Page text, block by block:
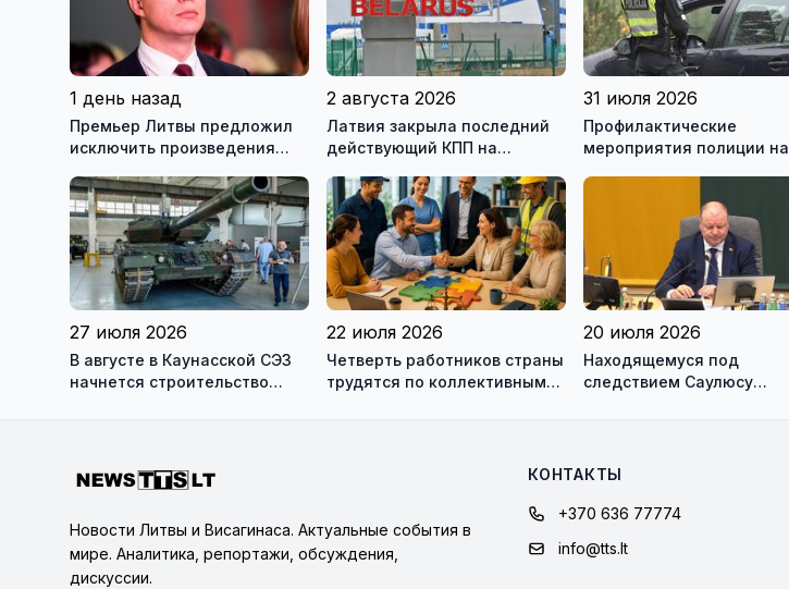
1 день назад
Премьер Литвы предложил
исключить произведения
рекомендуемой литературы
2 августа 2026
Латвия закрыла последний
действующий КПП на
31 июля 2026
Профилактические
мероприятия полиции на
27 июля 2026
В августе в Каунасской СЭЗ
начнется строительство
22 июля 2026
Четверть работников страны
трудятся по коллективным
20 июля 2026
Находящемуся под
следствием Саулюсу
Новости Литвы и Висагинаса. Актуальные события в
мире. Аналитика, репортажи, обсуждения,
дискуссии.
КОНТАКТЫ
+370 636 77774
info@tts.lt